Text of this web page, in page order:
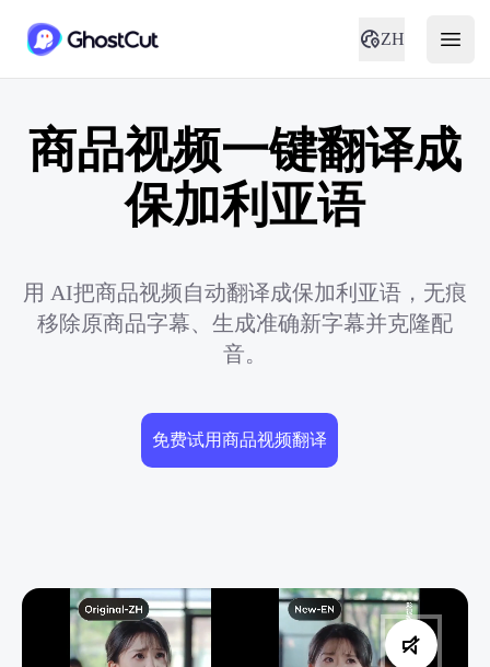
ZH
商品视频一键翻译成
保加利亚语
用 AI把商品视频自动翻译成保加利亚语，无痕
移除原商品字幕、生成准确新字幕并克隆配
音。
免费试用商品视频翻译